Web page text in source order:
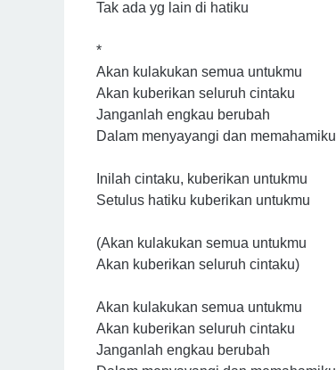
Tak ada yg lain di hatiku
*
Akan kulakukan semua untukmu
Akan kuberikan seluruh cintaku
Janganlah engkau berubah
Dalam menyayangi dan memahamiku
Inilah cintaku, kuberikan untukmu
Setulus hatiku kuberikan untukmu
(Akan kulakukan semua untukmu
Akan kuberikan seluruh cintaku)
Akan kulakukan semua untukmu
Akan kuberikan seluruh cintaku
Janganlah engkau berubah